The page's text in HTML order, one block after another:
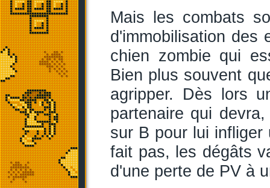
Mais les combats
d'immobilisation des
chien zombie qui
Bien plus souvent
agripper. Dès lors
partenaire qui
sur B pour lui
fait pas, les dégâts
d'une perte de PV à